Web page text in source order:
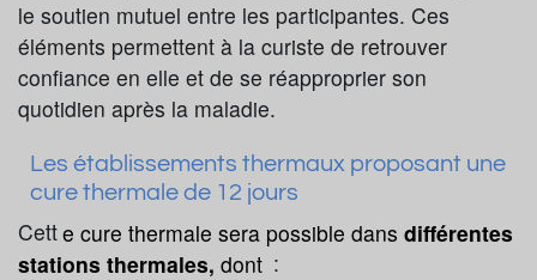
le soutien mutuel entre les participantes. Ces
éléments permettent à la curiste de retrouver
confiance en elle et de se réapproprier son
quotidien après la maladie.
Les établissements thermaux proposant une
cure thermale de 12 jours
Cette cure thermale sera possible dans différentes
stations thermales, dont :